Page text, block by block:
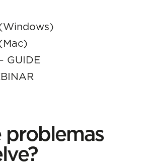
GUIDE
problemas